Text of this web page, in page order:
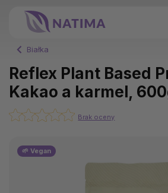
Białka
Reflex Plant Based
Kakao a karmel,
Brak oceny
🌱 Vegan